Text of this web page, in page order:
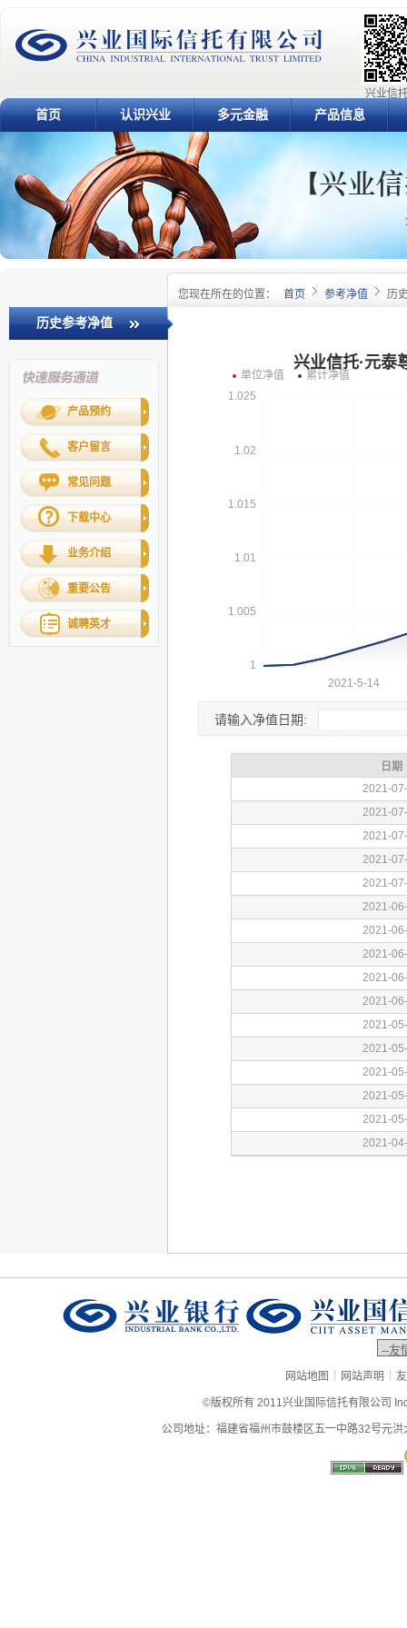
兴业信
首页 认识兴业 多元金融 产品信息
您现在所在的位置： 首页 参考净值 历
历史参考净值
产品预约
客户留言
常见问题
下载中心
业务介绍
重要公告
诚聘英才
请输入净值日期:
网站地图 | 网站声明 |
©版权所有 2011兴业国际信托有限公司
公司地址：福建省福州市鼓楼区五一中路32号元